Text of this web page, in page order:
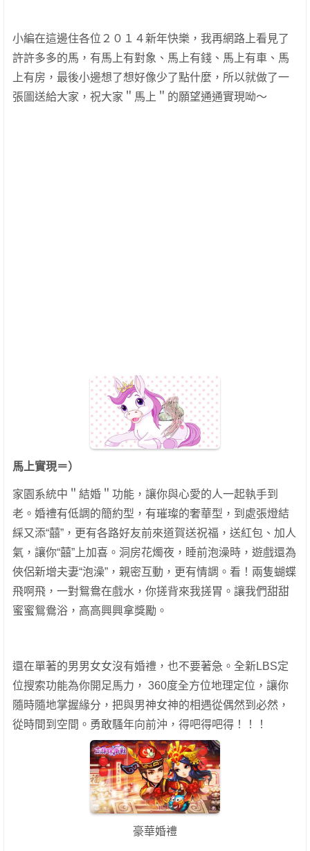
小編在這邊住各位２０１４新年快樂，我再網路上看見了
許許多多的馬，有馬上有對象、馬上有錢、馬上有車、馬
上有房，最後小邊想了想好像少了點什麼，所以就做了一
張圖送給大家，祝大家＂馬上＂的願望通通實現呦～
馬上實現＝）
家園系統中＂結婚＂功能，讓你與心愛的人一起執手到
老。婚禮有低調的簡約型，有璀璨的奢華型，到處張燈結
綵又添“囍”，更有各路好友前來道賀送祝福，送紅包、加人
氣，讓你“囍”上加喜。洞房花燭夜，睡前泡澡時，遊戲還為
俠侶新增夫妻“泡澡”，親密互動，更有情調。看！兩隻蝴蝶
飛啊飛，一對鴛鴦在戲水，你搓背來我搓胃。讓我們甜甜
蜜蜜鴛鴦浴，高高興興拿獎勵。
還在單著的男男女女沒有婚禮，也不要著急。全新LBS定
位搜索功能為你開足馬力， 360度全方位地理定位，讓你
隨時隨地掌握緣分，把與男神女神的相遇從偶然到必然，
從時間到空間。勇敢騷年向前沖，得吧得吧得！！！
豪華婚禮